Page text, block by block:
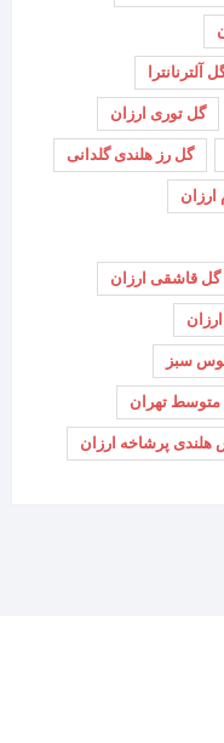
آلترنانترا
گل توری ارزان
گل رز هلندی گلدانی
ارزان
گل قاشقی ارزان
سبز
متوسط تهران
هلندی پرشاخه ارزان